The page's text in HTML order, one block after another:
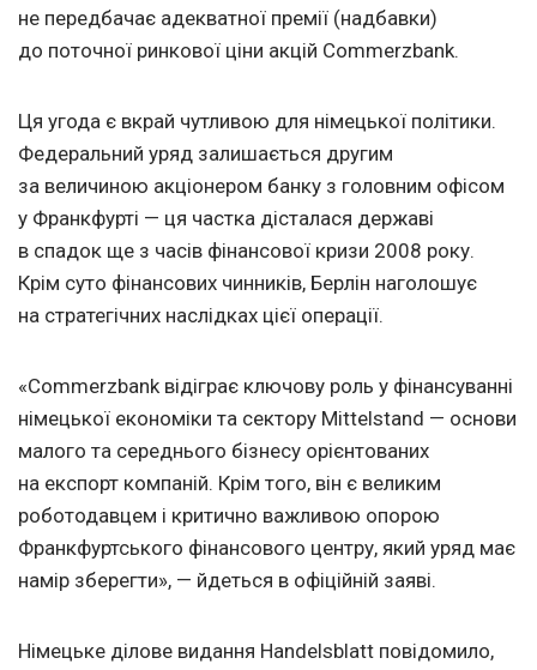
не передбачає адекватної премії (надбавки)
до поточної ринкової ціни акцій Commerzbank.
Ця угода є вкрай чутливою для німецької політики.
Федеральний уряд залишається другим
за величиною акціонером банку з головним офісом
у Франкфурті — ця частка дісталася державі
в спадок ще з часів фінансової кризи 2008 року.
Крім суто фінансових чинників, Берлін наголошує
на стратегічних наслідках цієї операції.
«Commerzbank відіграє ключову роль у фінансуванні
німецької економіки та сектору Mittelstand — основи
малого та середнього бізнесу орієнтованих
на експорт компаній. Крім того, він є великим
роботодавцем і критично важливою опорою
Франкфуртського фінансового центру, який уряд має
намір зберегти», — йдеться в офіційній заяві.
Німецьке ділове видання Handelsblatt повідомило,